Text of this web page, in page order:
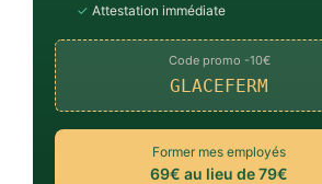
✓ Attestation immédiate
Code promo -10€
GLACEFERM
Former mes employés
69€ au lieu de 79€